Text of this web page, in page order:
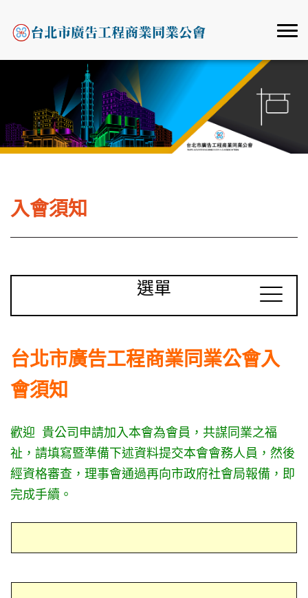
入會須知
選單
台北市廣告工程商業同業公會入
會須知
歡迎 貴公司申請加入本會為會員，共謀同業之福
祉，請填寫暨準備下述資料提交本會會務人員，然後
經資格審查，理事會通過再向市政府社會局報備，即
完成手續。